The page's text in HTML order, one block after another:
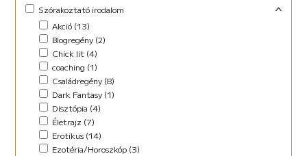
Ifjúsági (Young Adult) (48)
Lányregény (7)
Mese (141)
New Adult (9)
Novella (4)
Vers (27)
Családregény (3)
Novella (10)
Regény (13)
Szociodráma (2)
Vers (36)
Szórakoztató irodalom
Akció (13)
Blogregény (2)
Chick lit (4)
coaching (1)
Családregény (8)
Dark Fantasy (1)
Disztópia (4)
Életrajz (7)
Erotikus (14)
Ezotéria/Horoszkóp (3)